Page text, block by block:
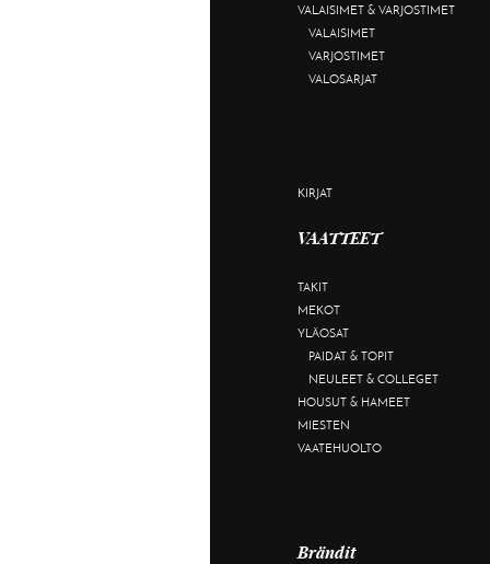
VALAISIMET & VARJOSTIMET
VALAISIMET
VARJOSTIMET
VALOSARJAT
KIRJAT
VAATTEET
TAKIT
MEKOT
YLÄOSAT
PAIDAT & TOPIT
NEULEET & COLLEGET
HOUSUT & HAMEET
MIESTEN
VAATEHUOLTO
Brändit